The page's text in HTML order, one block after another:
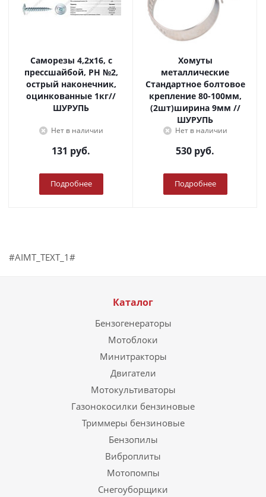
Саморезы 4,2х16, с
прессшайбой, PH №2,
острый наконечник,
оцинкованные 1кг//
ШУРУПЬ
Нет в наличии
131 руб.
Подробнее
Хомуты
металлические
Стандартное болтовое
крепление 80-100мм,
(2шт)ширина 9мм //
ШУРУПЬ
Нет в наличии
530 руб.
Подробнее
#AIMT_TEXT_1#
Каталог
Бензогенераторы
Мотоблоки
Минитракторы
Двигатели
Мотокультиваторы
Газонокосилки бензиновые
Триммеры бензиновые
Бензопилы
Виброплиты
Мотопомпы
Снегоуборщики